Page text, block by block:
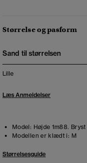
Størrelse og pasform
Sand til størrelsen
Lille
Læs Anmeldelser
Model: Højde 1m88.
Modellen er klædt i: M
Størrelsesguide